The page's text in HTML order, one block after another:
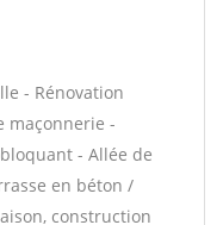
- Rénovation
maçonnerie -
- Allée de
en béton /
construction